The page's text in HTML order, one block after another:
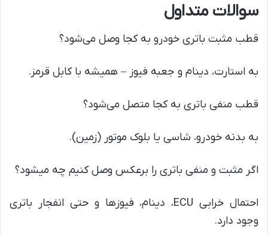
سوالات متداول
قطب مثبت باتری خودرو به کجا وصل می‌شود؟
به استارت، دینام و جعبه فیوز – همیشه با کابل قرمز.
قطب منفی باتری به کجا متصل می‌شود؟
به بدنه خودرو، شاسی یا بلوک موتور (زمین).
اگر مثبت و منفی باتری را برعکس وصل کنیم چه میشود؟
احتمال خرابی ECU، دینام، فیوزها و حتی انفجار باتری
وجود دارد.